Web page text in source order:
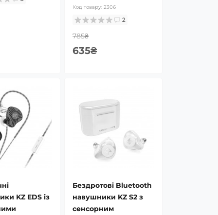
Код товару:2306
2
785₴
635₴
KZ EDS із
Бездротові Bluetooth
навушники KZ S2 з
сенсорним